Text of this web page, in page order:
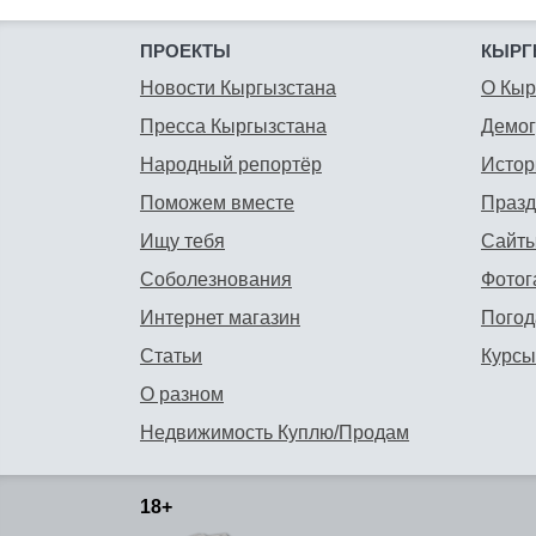
ПРОЕКТЫ
Новости Кыргызстана
Пресса Кыргызстана
Народный репортёр
Поможем вместе
Ищу тебя
Соболезнования
Интернет магазин
Статьи
О разном
Недвижимость Куплю/Продам
О
18+